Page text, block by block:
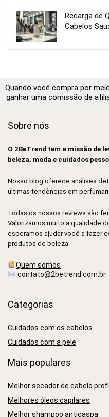
Recarga de
Cabelos
Quando você compra por
ganhar uma comissão de
Sobre nós
O 2BeTrend tem a missão de
beleza, moda e cuidados
Nosso blog oferece análises
últimas tendências em
Todas os nossos reviews são
Valorizamos muito a qualidade
esperamos ajudar você a fazer
produtos de beleza.
Quem somos
contato@2betrend.com.br
Categorias
Cuidados com os cabelos
Cuidados com a pele
Mais populares
Melhor secador de cabelo
Melhores óleos capilares
Melhor shampoo anticaspa